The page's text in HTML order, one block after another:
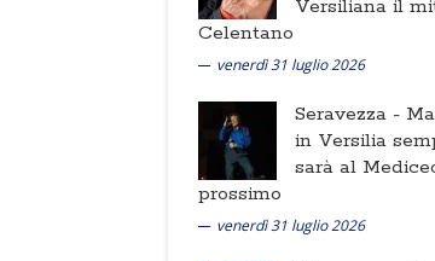
Versiliana il
Celentano
venerdì 31 luglio 2026
Seravezza -
in Versilia
sarà al
prossimo
venerdì 31 luglio 2026